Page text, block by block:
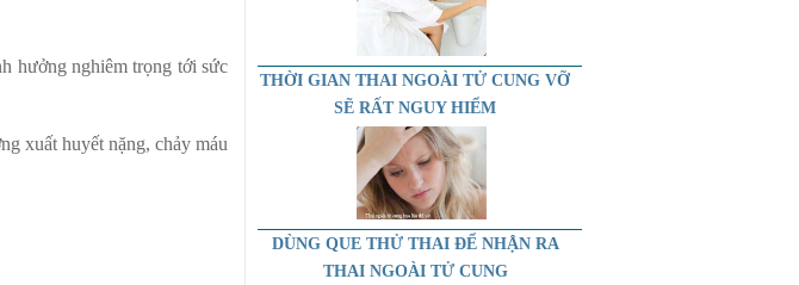
hưởng nghiêm trọng tới sức
xuất huyết nặng, chảy máu
THỜI GIAN THAI NGOÀI TỬ CUNG VỠ
SẼ RẤT NGUY HIỂM
DÙNG QUE THỬ THAI ĐỂ NHẬN RA
THAI NGOÀI TỬ CUNG